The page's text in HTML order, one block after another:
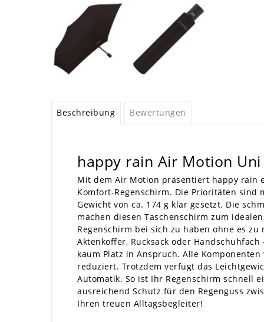
Beschreibung Bewertungen
happy rain Air Motion Uni
Mit dem Air Motion präsentiert happy rain
Komfort-Regenschirm. Die Prioritäten sind
Gewicht von ca. 174 g klar gesetzt. Die
machen diesen Taschenschirm zum
Regenschirm bei sich zu haben ohne es zu
Aktenkoffer, Rucksack oder
kaum Platz in Anspruch. Alle
reduziert. Trotzdem verfügt das
Automatik. So ist Ihr Regenschirm schnell
ausreichend Schutz für den Regenguss
Ihren treuen Alltagsbegleiter!